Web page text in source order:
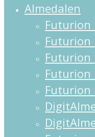
Almedalen
Futurion
Futurion
Futurion
Futurion
Futurion